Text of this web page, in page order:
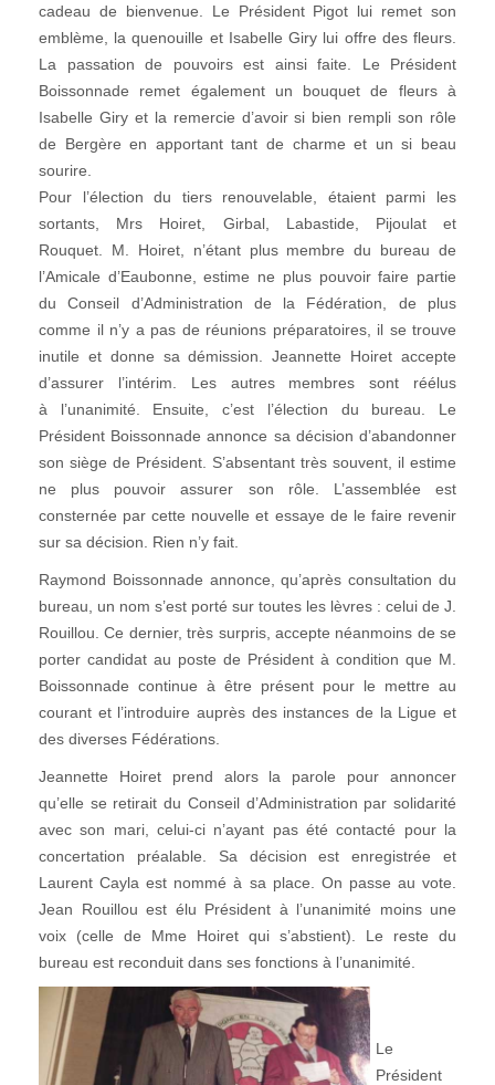
cadeau de bienvenue. Le Président Pigot lui remet son
emblème, la quenouille et Isabelle Giry lui offre des fleurs.
La passation de pouvoirs est ainsi faite. Le Président
Boissonnade remet également un bouquet de fleurs à
Isabelle Giry et la remercie d’avoir si bien rempli son rôle
de Bergère en apportant tant de charme et un si beau
sourire.
Pour l’élection du tiers renouvelable, étaient parmi les
sortants, Mrs Hoiret, Girbal, Labastide, Pijoulat et
Rouquet. M. Hoiret, n’étant plus membre du bureau de
l’Amicale d’Eaubonne, estime ne plus pouvoir faire partie
du Conseil d’Administration de la Fédération, de plus
comme il n’y a pas de réunions préparatoires, il se trouve
inutile et donne sa démission. Jeannette Hoiret accepte
d’assurer l’intérim. Les autres membres sont réélus
à l’unanimité. Ensuite, c’est l’élection du bureau. Le
Président Boissonnade annonce sa décision d’abandonner
son siège de Président. S’absentant très souvent, il estime
ne plus pouvoir assurer son rôle. L’assemblée est
consternée par cette nouvelle et essaye de le faire revenir
sur sa décision. Rien n’y fait.
Raymond Boissonnade annonce, qu’après consultation du
bureau, un nom s’est porté sur toutes les lèvres : celui de J.
Rouillou. Ce dernier, très surpris, accepte néanmoins de se
porter candidat au poste de Président à condition que M.
Boissonnade continue à être présent pour le mettre au
courant et l’introduire auprès des instances de la Ligue et
des diverses Fédérations.
Jeannette Hoiret prend alors la parole pour annoncer
qu’elle se retirait du Conseil d’Administration par solidarité
avec son mari, celui-ci n’ayant pas été contacté pour la
concertation préalable. Sa décision est enregistrée et
Laurent Cayla est nommé à sa place. On passe au vote.
Jean Rouillou est élu Président à l’unanimité moins une
voix (celle de Mme Hoiret qui s’abstient). Le reste du
bureau est reconduit dans ses fonctions à l’unanimité.
Le
Président